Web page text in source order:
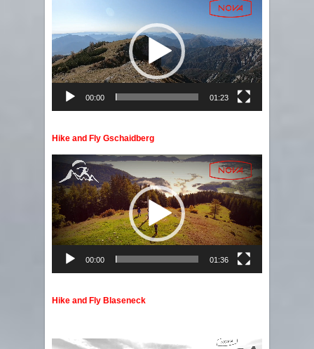
00:00 01:23
Hike and Fly Gschaidberg
Player
00:00 01:36
Hike and Fly Blaseneck
Video